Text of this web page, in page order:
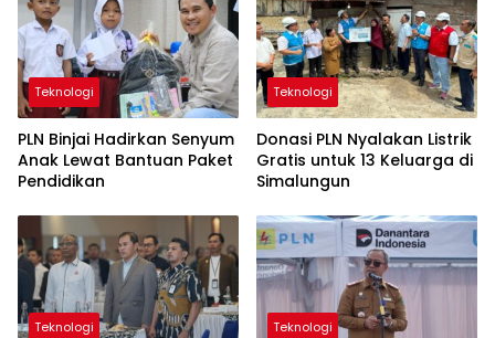
Teknologi
PLN Binjai Hadirkan Senyum
Anak Lewat Bantuan Paket
Pendidikan
Teknologi
Donasi PLN Nyalakan Listrik
Gratis untuk 13 Keluarga di
Simalungun
Teknologi Teknologi